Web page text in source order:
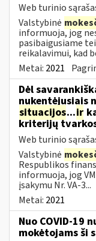
Web turinio
Valstybinė
informuoja, jog
pasibaigusiame
reikalavimui, kad
Metai: 2021
Dėl
nukentėjusiais
situacijos...ir
kriterijų
Web turinio
Valstybinė
Respublikos
informuoja, jog
įsakymu Nr. VA-3...
Metai: 2021
Nuo COVID-19
mokėtojams ši